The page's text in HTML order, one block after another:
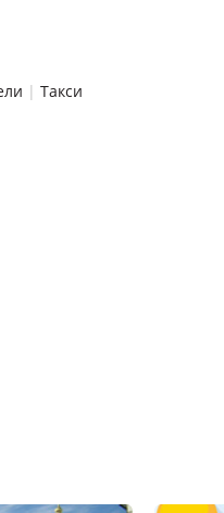
| Такси